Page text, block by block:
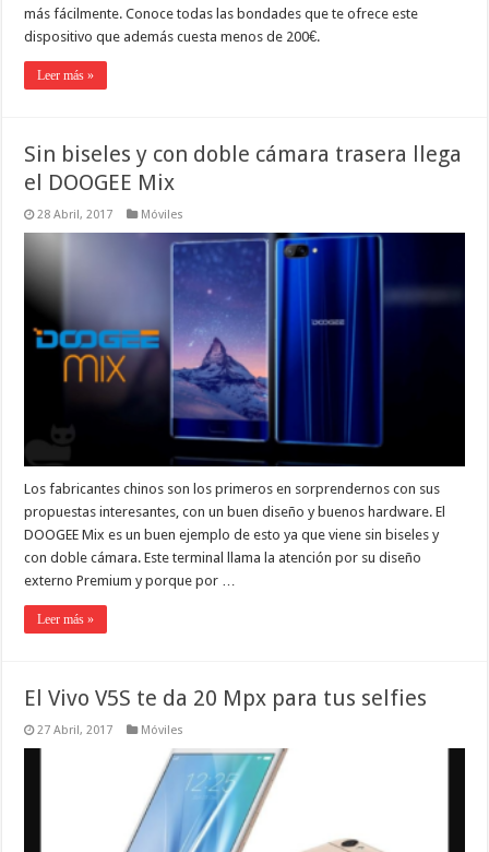
más fácilmente. Conoce todas las bondades que te ofrece este
dispositivo que además cuesta menos de 200€.
Leer más »
Sin biseles y con doble cámara trasera llega
el DOOGEE Mix
28 Abril, 2017 Móviles
Los fabricantes chinos son los primeros en sorprendernos con sus
propuestas interesantes, con un buen diseño y buenos hardware. El
DOOGEE Mix es un buen ejemplo de esto ya que viene sin biseles y
con doble cámara. Este terminal llama la atención por su diseño
externo Premium y porque por …
Leer más »
El Vivo V5S te da 20 Mpx para tus selfies
27 Abril, 2017 Móviles